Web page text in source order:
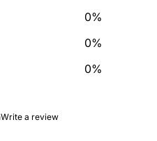
0%
0%
0%
Write a review